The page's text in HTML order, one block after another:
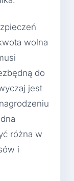
wolna
do
jest
różna w
i